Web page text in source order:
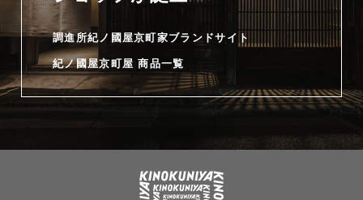
調進所紀ノ國屋京町家ブランドサイト
紀ノ國屋京町屋 商品一覧